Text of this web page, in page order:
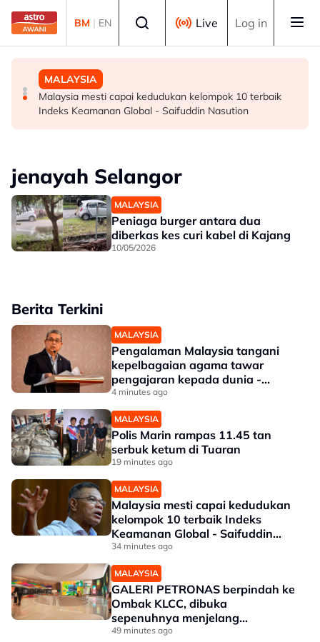
Skip to main content
BM | EN Live Log in
MALAYSIA
Pengalaman Malaysia tangani kepelbagaian agama
tawar pengajaran kepada dunia - Aaron
MALAYSIA
Polis Marin rampas 11.45 tan serbuk ketum di Tuaran
MALAYSIA
Malaysia mesti capai kedudukan kelompok 10 terbaik
Indeks Keamanan Global - Saifuddin Nasution
jenayah Selangor
MALAYSIA
Peniaga burger antara dua
diberkas kes curi kabel di Kajang
10/05/2026
Berita Terkini
MALAYSIA
Pengalaman Malaysia tangani
kepelbagaian agama tawar
pengajaran kepada dunia -
Aaron
4 minutes ago
MALAYSIA
Polis Marin rampas 11.45 tan
serbuk ketum di Tuaran
19 minutes ago
MALAYSIA
Malaysia mesti capai kedudukan
kelompok 10 terbaik Indeks
Keamanan Global - Saifuddin
Nasution
34 minutes ago
MALAYSIA
GALERI PETRONAS berpindah ke
Ombak KLCC, dibuka
sepenuhnya menjelang
penghujung 2027
49 minutes ago